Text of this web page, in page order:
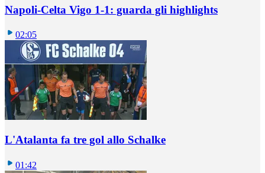
Napoli-Celta Vigo 1-1: guarda gli highlights
02:05
L'Atalanta fa tre gol allo Schalke
01:42